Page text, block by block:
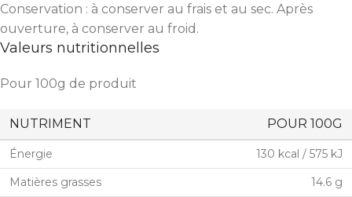
Conservation : à conserver au frais et au sec. Après
ouverture, à conserver au froid.
Valeurs nutritionnelles
Pour 100g de produit
NUTRIMENT POUR 100G
Énergie
130 kcal / 575 kJ
Matières grasses
14.6 g